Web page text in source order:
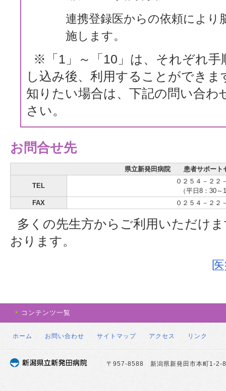
連携登録医からの依頼により
施します。
※「1」～「10」は、それぞれ手
し込み後、利用することができ
知りたい場合は、下記の問い合わ
さい。
お問合せ先
県立新発田病院 患者サポート
TEL
０２５４－２２
（平日8：30～
FAX
０２５４－２２
多くの先生方からご利用いただけ
おります。
コンテンツ一覧
ホーム お問い合わせ サイトマップ アクセス リンク
〒957-8588 新潟県新発田市本町1-